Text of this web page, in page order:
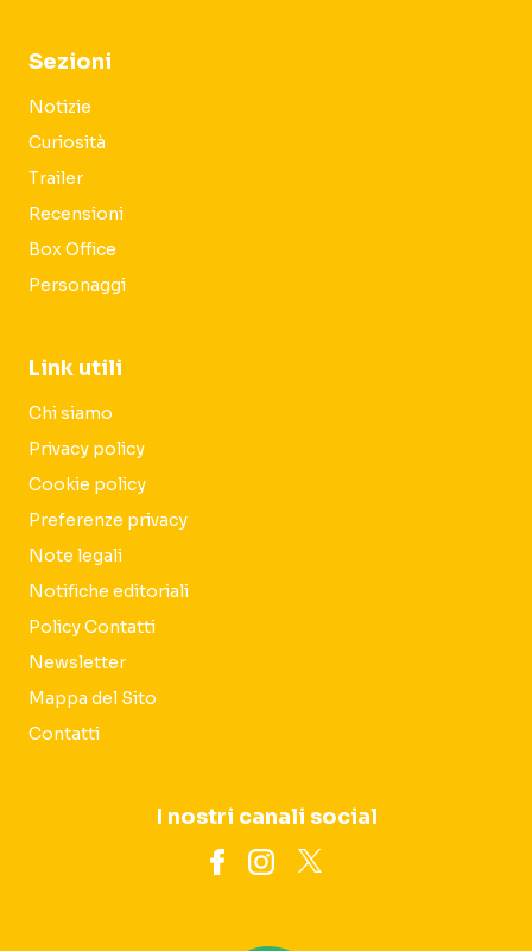
Sezioni
Notizie
Curiosità
Trailer
Recensioni
Box Office
Personaggi
Link utili
Chi siamo
Privacy policy
Cookie policy
Preferenze privacy
Note legali
Notifiche editoriali
Policy Contatti
Newsletter
Mappa del Sito
Contatti
I nostri canali social